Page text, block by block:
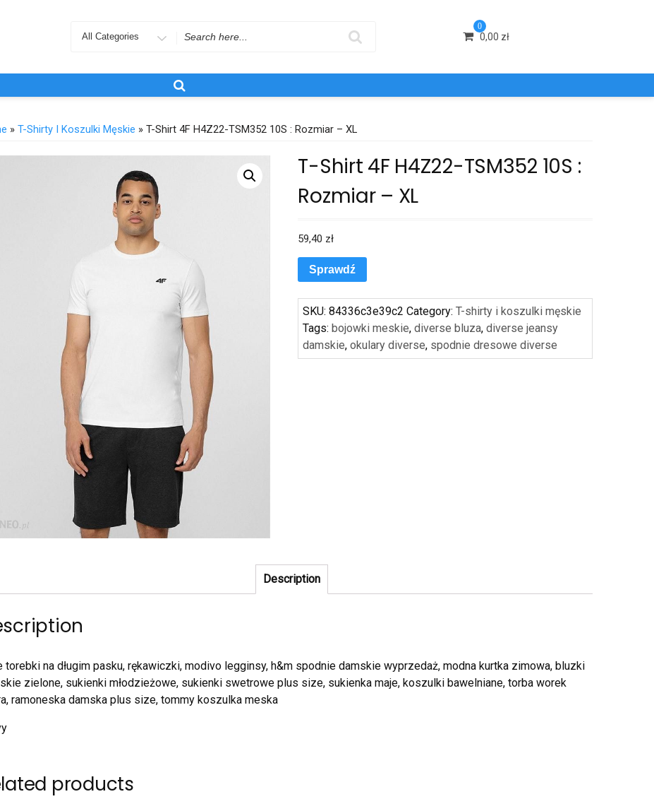
Search
0
0,00 zł
» T-Shirty I Koszulki Męskie » T-Shirt 4F H4Z22-TSM352 10S : Rozmiar – XL
T-Shirt 4F H4Z22-TSM352 10S :
Rozmiar – XL
59,40 zł
Sprawdź
SKU:84336c3e39c2 Category:T-shirty i koszulki męskie
Tags:bojowki meskie,diverse bluza,diverse jeansy
damskie,okulary diverse, spodnie dresowe diverse
Description
torebki na długim pasku, rękawiczki, modivo legginsy, h&m spodnie damskie wyprzedaż, modna kurtka zimowa, bluzki
zielone, sukienki młodzieżowe, sukienki swetrowe plus size, sukienka maje, koszulki bawelniane, torba worek
ramoneska damska plus size, tommy koszulka meska
products